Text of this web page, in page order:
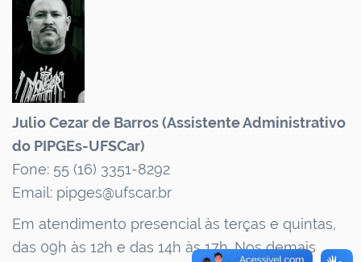
Julio Cezar de Barros (Assistente Administrativo
do PIPGEs-UFSCar)
Fone: 55 (16) 3351-8292
Email: pipges@ufscar.br
Em atendimento presencial às terças e quintas,
das 09h às 12h e das 14h às 17h. Nos demais